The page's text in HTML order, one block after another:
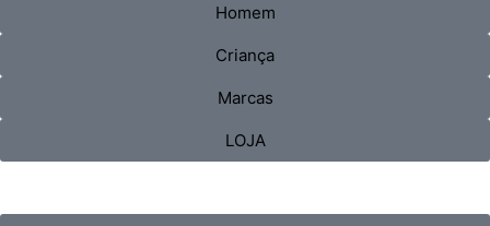
Homem
Criança
Marcas
LOJA